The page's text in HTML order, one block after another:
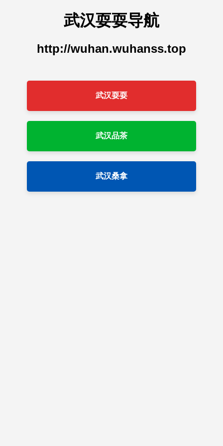
武汉耍耍导航
http://wuhan.wuhanss.top
武汉耍耍
武汉品茶
武汉桑拿